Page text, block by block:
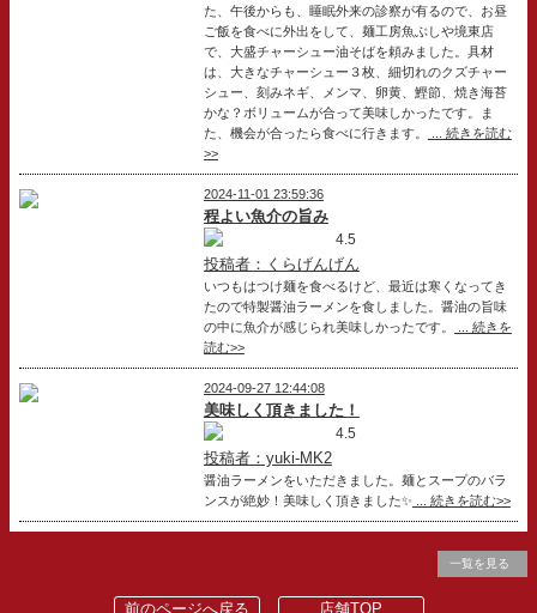
た、午後からも、睡眠外来の診察が有るので、お昼
ご飯を食べに外出をして、麺工房魚ぶしや境東店
で、大盛チャーシュー油そばを頼みました。具材
は、大きなチャーシュー３枚、細切れのクズチャー
シュー、刻みネギ、メンマ、卵黄、鰹節、焼き海苔
かな？ボリュームが合って美味しかったです。ま
た、機会が合ったら食べに行きます。
... 続きを読む
>>
2024-11-01 23:59:36
程よい魚介の旨み
4.5
投稿者：くらげんげん
いつもはつけ麺を食べるけど、最近は寒くなってき
たので特製醤油ラーメンを食しました。醤油の旨味
の中に魚介が感じられ美味しかったです。
... 続きを
読む>>
2024-09-27 12:44:08
美味しく頂きました！
4.5
投稿者：yuki-MK2
醤油ラーメンをいただきました。麺とスープのバラ
ンスが絶妙！美味しく頂きました✨ ... 続きを読む>>
一覧を見る
前のページへ戻る 店舗TOP